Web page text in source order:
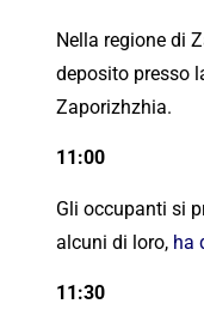
Nella regione di
deposito presso
Zaporizhzhia.
11:00
Gli occupanti si
alcuni di loro, ha
11:30